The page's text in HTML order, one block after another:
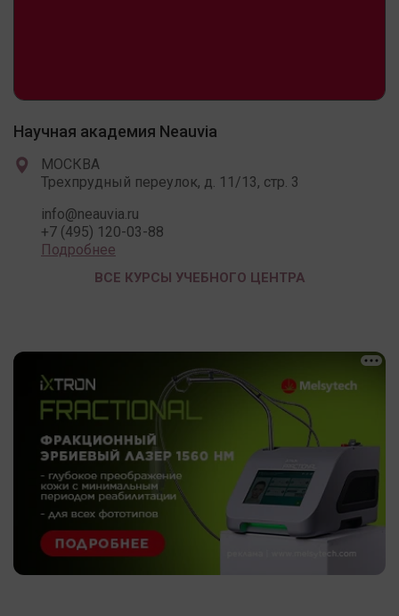
Научная академия Neauvia
МОСКВА
Трехпрудный переулок, д. 11/13, стр. 3
info@neauvia.ru
+7 (495) 120-03-88
Подробнее
ВСЕ КУРСЫ УЧЕБНОГО ЦЕНТРА